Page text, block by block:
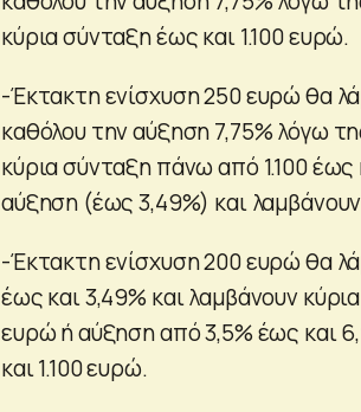
κύρια σύνταξη έως και 1.100 ευρώ.
-Έκτακτη ενίσχυση 250 ευρώ θα
καθόλου την αύξηση 7,75% λόγω
κύρια σύνταξη πάνω από 1.100
αύξηση (έως 3,49%) και
-Έκτακτη ενίσχυση 200 ευρώ θα
έως και 3,49% και λαμβάνουν
ευρώ ή αύξηση από 3,5% έως και
και 1.100 ευρώ.